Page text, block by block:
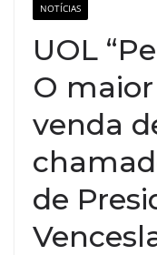
NOTÍCIAS
UOL
O
venda
de